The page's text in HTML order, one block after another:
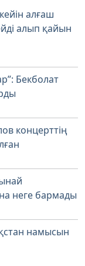
алғаш
алып қайын
Бекболат
концерттің
неге бармады
намысын